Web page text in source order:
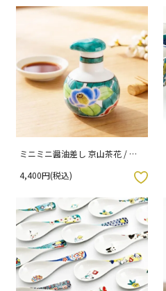
ミニミニ醤油差し 京山茶花 / 美
4,400円(税込) お気に入りボタン